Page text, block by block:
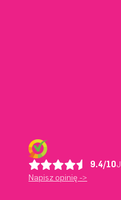
9.4/10
Napisz opinię ->